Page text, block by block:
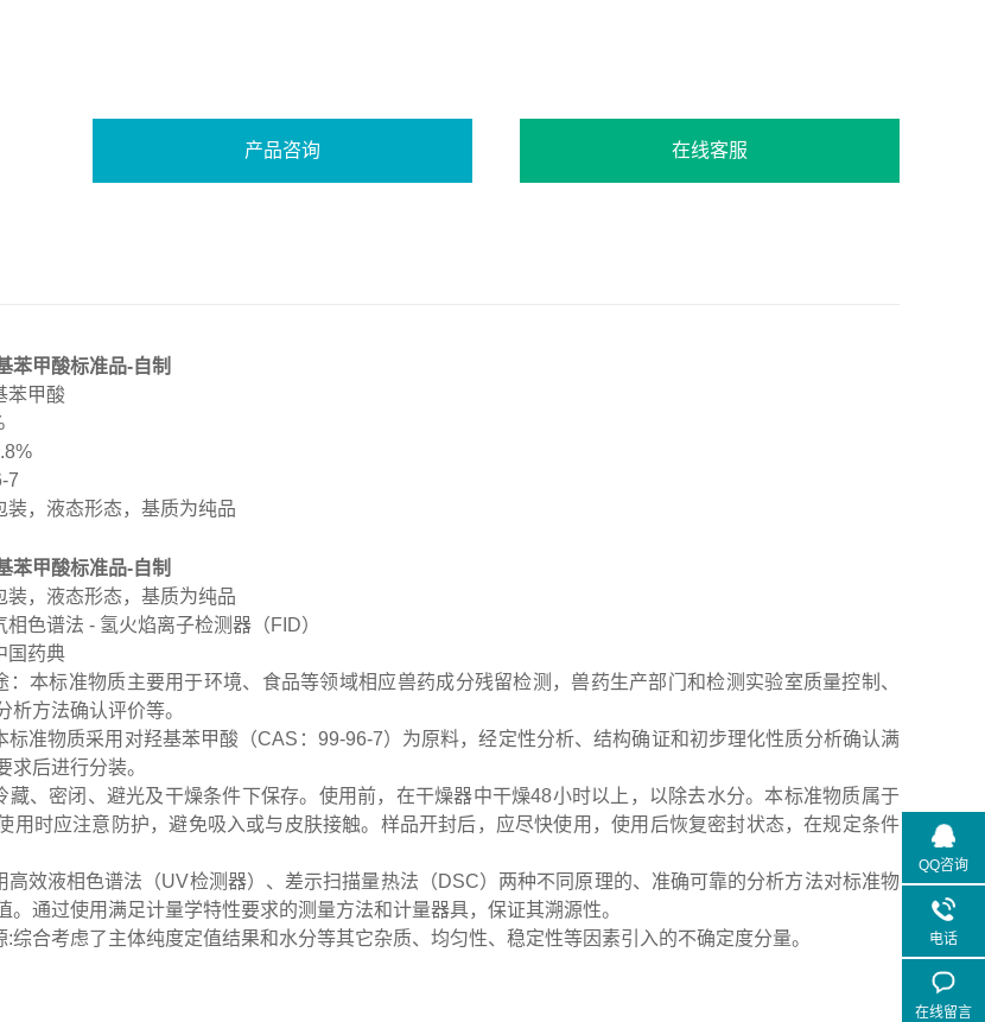
产品咨询 在线客服
苯甲酸标准品-自制
苯甲酸
7
装，液态形态，基质为纯品
苯甲酸标准品-自制
装，液态形态，基质为纯品
相色谱法 - 氢火焰离子检测器（FID）
国药典
：本标准物质主要用于环境、食品等领域相应兽药成分残留检测，兽药生产部门和检测实验室质量控制、
析方法确认评价等。
标准物质采用对羟基苯甲酸（CAS：99-96-7）为原料，经定性分析、结构确证和初步理化性质分析确认满
求后进行分装。
藏、密闭、避光及干燥条件下保存。使用前，在干燥器中干燥48小时以上，以除去水分。本标准物质属于
用时应注意防护，避免吸入或与皮肤接触。样品开封后，应尽快使用，使用后恢复密封状态，在规定条件
高效液相色谱法（UV检测器）、差示扫描量热法（DSC）两种不同原理的、准确可靠的分析方法对标准物
。通过使用满足计量学特性要求的测量方法和计量器具，保证其溯源性。
:综合考虑了主体纯度定值结果和水分等其它杂质、均匀性、稳定性等因素引入的不确定度分量。
QQ咨询
电话
在线留言